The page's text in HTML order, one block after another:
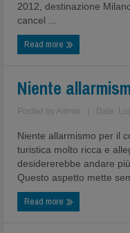
2012, destinazione
cancel ...
Read more
Niente
Posted by Admin Date:
Niente allarmismo per il
turistica molto ricca e
desidererebbe andare
Questo aspetto mette
Read more